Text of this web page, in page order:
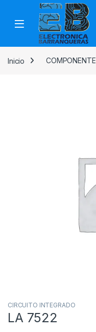
Inicio COMPONENTE
CIRCUITO INTEGRADO
LA 7522